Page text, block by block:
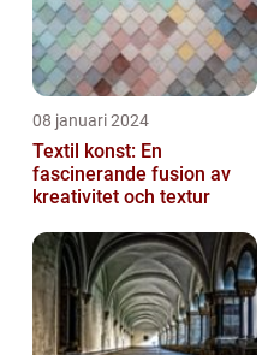
08 januari 2024
Textil konst: En
fascinerande fusion av
kreativitet och textur